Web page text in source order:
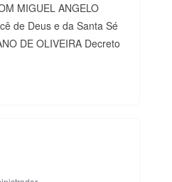
MIGUEL ANGELO
de Deus e da Santa Sé
DE OLIVEIRA Decreto